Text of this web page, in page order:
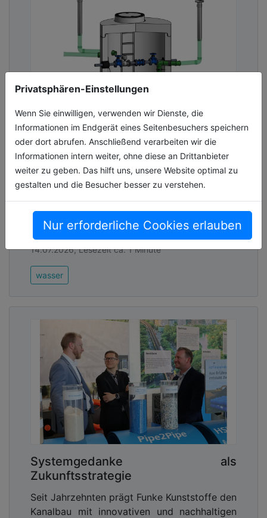
Privatsphären-Einstellungen
Wenn Sie einwilligen, verwenden wir Dienste, die
Informationen im Endgerät eines Seitenbesuchers speichern
oder dort abrufen. Anschließend verarbeiten wir die
Informationen intern weiter, ohne diese an Drittanbieter
weiter zu geben. Das hilft uns, unsere Website optimal zu
gestalten und die Besucher besser zu verstehen.
Nur erforderliche Cookies erlauben
Präzise Technik für sichere
Versorgung
Der neue Mengenmessschacht VodaCheck
von Mall wurde speziell für den Einsatz in
Trinkwassernetzen mit Durchflussleistungen
von DN 5[...]
14.07.2026, Lesezeit ca. 1 Minute
wasser
Systemgedanke als
Zukunftsstrategie
Seit Jahrzehnten prägt Funke Kunststoffe den
Kanalbau mit innovativen und nachhaltigen